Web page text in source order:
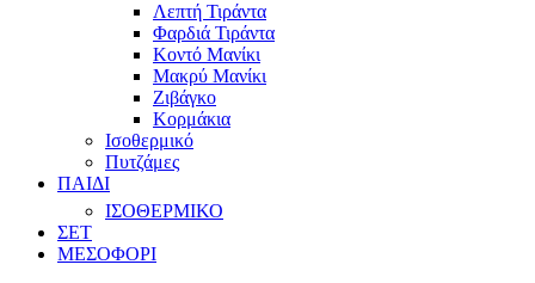
Λεπτή Τιράντα
Φαρδιά Τιράντα
Κοντό Μανίκι
Μακρύ Μανίκι
Ζιβάγκο
Κορμάκια
Ισοθερμικό
Πυτζάμες
ΠΑΙΔΙ
ΙΣΟΘΕΡΜΙΚΟ
ΣΕΤ
ΜΕΣΟΦΟΡΙ